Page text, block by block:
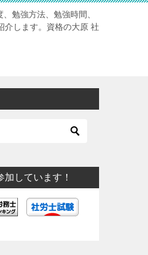
勉強方法、勉強時間、
介します。資格の大原 社
しています！